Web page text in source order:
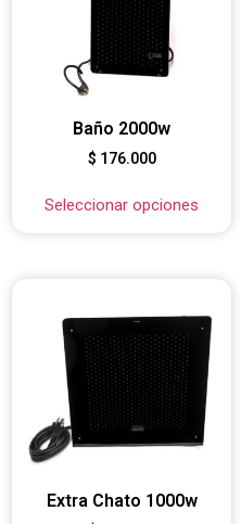
Baño 2000w
$ 176.000
Seleccionar opciones
Extra Chato 1000w